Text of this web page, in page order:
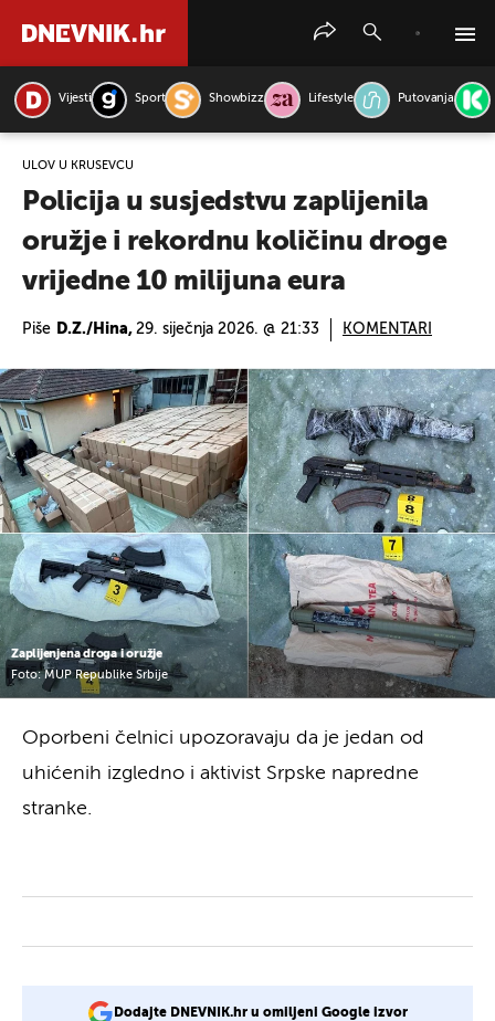
Vijesti Sport Showbizz Lifestyle Putovanja
ULOV U KRUŠEVCU
Policija u susjedstvu zaplijenila
oružje i rekordnu količinu droge
vrijedne 10 milijuna eura
Piše D.Z./Hina, 29. siječnja 2026. @ 21:33 KOMENTARI
Zaplijenjena droga i oružje
Foto: MUP Republike Srbije
Oporbeni čelnici upozoravaju da je jedan od
uhićenih izgledno i aktivist Srpske napredne
stranke.
Dodajte DNEVNIK.hr u omiljeni Google izvor
PRETRAŽITE VIJESTI